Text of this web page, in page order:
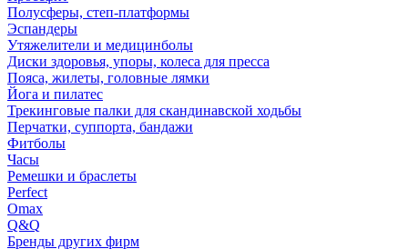
Полусферы, степ-платформы
Эспандеры
Утяжелители и медицинболы
Диски здоровья, упоры, колеса для пресса
Пояса, жилеты, головные лямки
Йога и пилатес
Трекинговые палки для скандинавской ходьбы
Перчатки, суппорта, бандажи
Фитболы
Часы
Ремешки и браслеты
Perfect
Omax
Q&Q
Бренды других фирм